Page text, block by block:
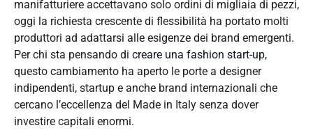
manifatturiere accettavano solo ordini di migliaia di pezzi,
oggi la richiesta crescente di flessibilità ha portato molti
produttori ad adattarsi alle esigenze dei brand emergenti.
Per chi sta pensando di creare una fashion start-up,
questo cambiamento ha aperto le porte a designer
indipendenti, startup e anche brand internazionali che
cercano l’eccellenza del Made in Italy senza dover
investire capitali enormi.